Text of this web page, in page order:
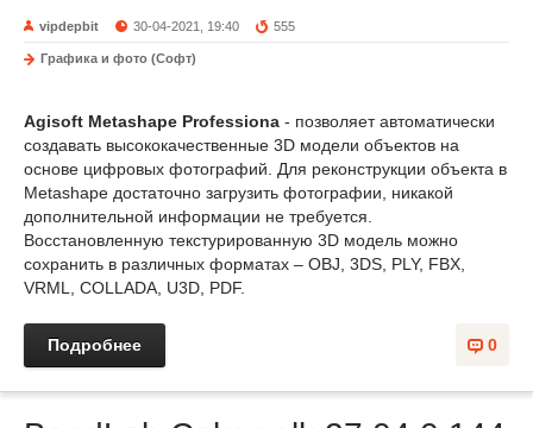
vipdepbit 30-04-2021, 19:40 555
Графика и фото (Софт)
Agisoft Metashape Professiona - позволяет автоматически
создавать высококачественные 3D модели объектов на
основе цифровых фотографий. Для реконструкции объекта в
Metashape достаточно загрузить фотографии, никакой
дополнительной информации не требуется.
Восстановленную текстурированную 3D модель можно
сохранить в различных форматах – OBJ, 3DS, PLY, FBX,
VRML, COLLADA, U3D, PDF.
0
Подробнее